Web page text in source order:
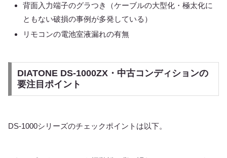
背面入力端子のグラつき（ケーブルの大型化・極太化に
ともない破損の事例が多発している）
リモコンの電池室液漏れの有無
DIATONE DS-1000ZX・中古コンディションの
要注目ポイント
DS-1000シリーズのチェックポイントは以下。